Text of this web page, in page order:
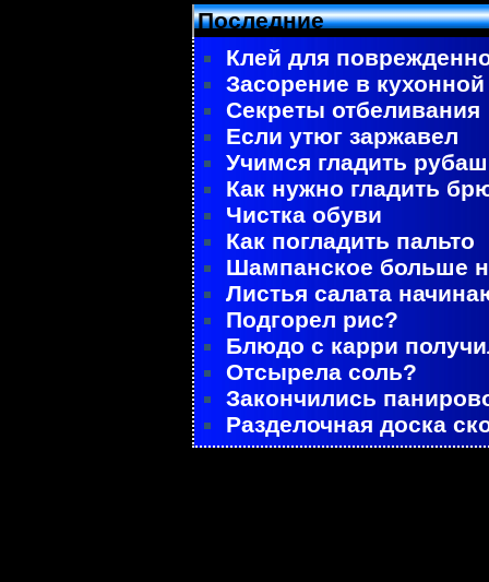
Последние
Клей для
Засорение в
Секреты отбеливания
Если утюг заржавел
Учимся гладить
Как нужно гладить
Чистка обуви
Как погладить пальто
Шампанское больше
Листья салата
Подгорел рис?
Блюдо с карри
Отсырела соль?
Закончились
Разделочная доска